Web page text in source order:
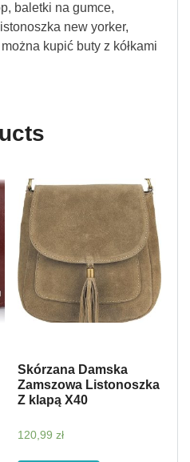
baletki na gumce,
new yorker,
kupić buty z kółkami
Skórzana Damska
Zamszowa Listonoszka
Z klapą X40
120,99 zł